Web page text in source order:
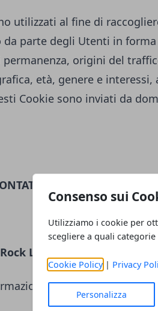
Consenso sui
Utilizziamo i cookie per
scegliere a quali
Cookie Policy| Privacy
Personalizza
utilizzati al fine di
da parte degli Utenti in
origini del
età, genere e
Cookie sono inviati da
Lobster LLC)
è sufficiente seguire